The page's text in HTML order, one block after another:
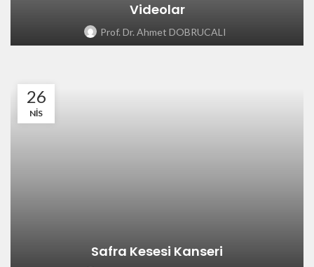
Videolar
Prof. Dr. Ahmet DOBRUCALI
26
NIS
Safra Kesesi Kanseri